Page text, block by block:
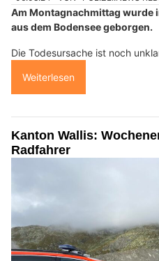
Am Montagnachmittag wurde
aus dem Bodensee geborgen.
Die Todesursache ist noch
Weiterlesen
Kanton Wallis:
Radfahrer